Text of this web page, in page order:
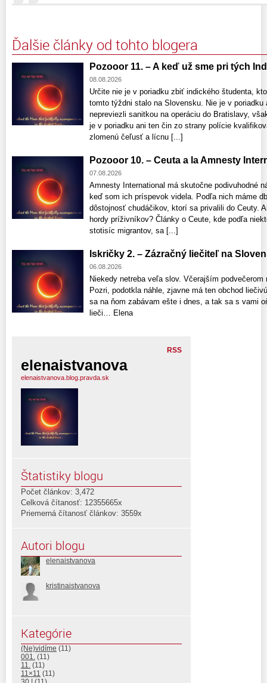
Ďalšie články od tohto blogera
Pozooor 11. – A keď už sme pri tých
08.08.2026
Určite nie je v poriadku zbiť indického študenta,
tomto týždni stalo na Slovensku. Nie je v
nepreviezli sanitkou na operáciu do Bratislavy,
je v poriadku ani ten čin zo strany polície
zlomenú čeľusť a lícnu [...]
Pozooor 10. – Ceuta a la Amnesty
07.08.2026
Amnesty International má skutočne podivuhodné
keď som ich príspevok videla. Podľa nich máme
dôstojnosť chudáčikov, ktorí sa privalili do Ceuty.
hordy príživníkov? Články o Ceute, kde podľa
stotisíc migrantov, sa [...]
Iskričky 2. – Zázračný liečiteľ na
06.08.2026
Niekedy netreba veľa slov. Včerajším
Pozri, podotkla náhle, zjavne má ten obchod
sa na ňom zabávam ešte i dnes, a tak sa s vami
lieči… Elena
RSS
elenaistvanova
elenaistvanova.blog.pravda.sk
Štatistiky blogu
Počet článkov: 3,472
Celková čítanosť: 12355665x
Priemerná čítanosť článkov: 3559x
Autori blogu
elenaistvanova
kristinaistvanova
Kategórie
(Ne)vidíme (11)
001.
(11)
11.
(11)
11×11 (11)